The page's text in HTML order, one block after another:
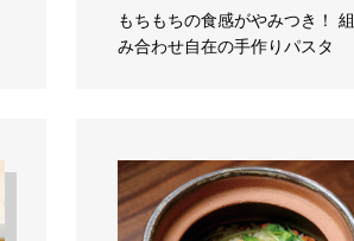
もちもちの食感がやみつき！ 組
み合わせ自在の手作りパスタ